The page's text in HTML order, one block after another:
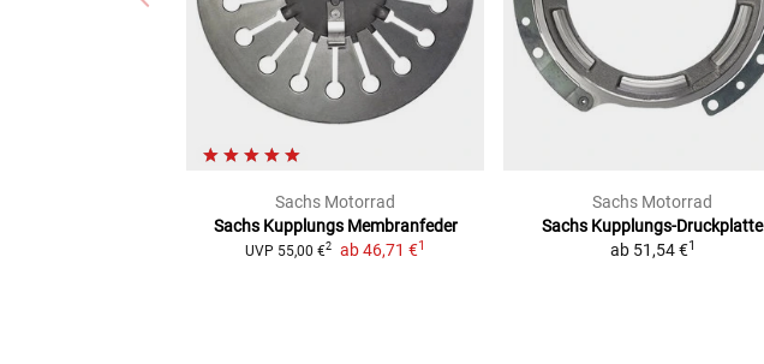
Sachs Motorrad
Sachs Kupplungs Membranfeder
UVP 55,00 €2 ab 46,71 €1
Sachs Motorrad
Sachs Kupplungs-Druckplatte
ab 51,54 €1